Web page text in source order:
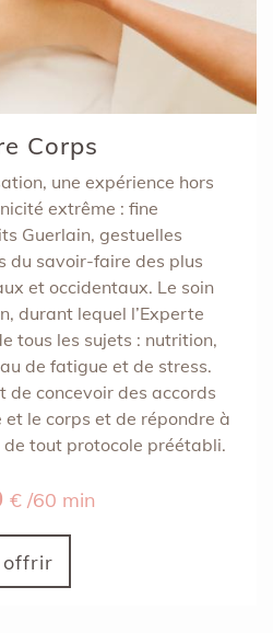
Corps
une expérience hors
extrême : fine
Guerlain, gestuelles
du savoir-faire des plus
occidentaux. Le soin
durant lequel l’Experte
tous les sujets : nutrition,
de fatigue et de stress.
de concevoir des accords
le corps et de répondre à
de tout protocole préétabli.
€ /60 min
offrir